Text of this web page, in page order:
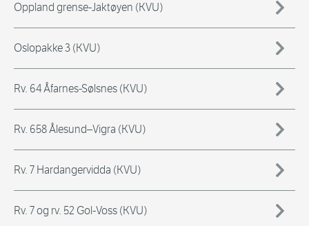
Oppland grense-Jaktøyen (KVU)
Oslopakke 3 (KVU)
Rv. 64 Åfarnes-Sølsnes (KVU)
Rv. 658 Ålesund–Vigra (KVU)
Rv. 7 Hardangervidda (KVU)
Rv. 7 og rv. 52 Gol-Voss (KVU)